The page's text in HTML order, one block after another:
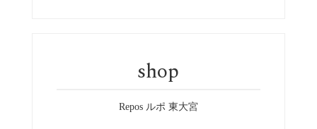
shop
Repos ルポ 東大宮